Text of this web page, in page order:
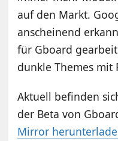
auf den Markt.
anscheinend
für Gboard
dunkle Themes mit
Aktuell befinden
der Beta von
Mirror